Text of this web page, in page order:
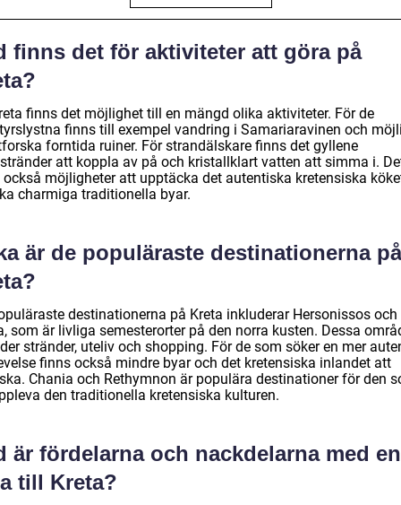
finns det för aktiviteter att göra på
finns det möjlighet till en mängd olika aktiviteter. För de
finns till exempel vandring i Samariaravinen och
forntida ruiner. För strandälskare finns det gyllene
att koppla av på och kristallklart vatten att simma i.
möjligheter att upptäcka det autentiska kretensiska
charmiga traditionella byar.
är de populäraste destinationerna på
destinationerna på Kreta inkluderar Hersonissos och
som är livliga semesterorter på den norra kusten. Dessa
stränder, uteliv och shopping. För de som söker en mer
finns också mindre byar och det kretensiska inlandet att
Chania och Rethymnon är populära destinationer för den
den traditionella kretensiska kulturen.
är fördelarna och nackdelarna med en
till Kreta?